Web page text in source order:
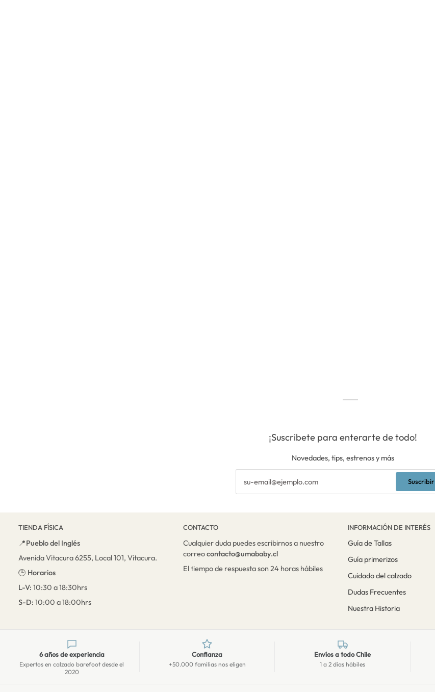
¡Suscribete para enterarte de todo!
Novedades, tips, estrenos y más
Suscribir
TIENDA FÍSICA
📍Pueblo del Inglés
Avenida Vitacura 6255, Local 101, Vitacura.
🕒 Horarios
L-V: 10:30 a 18:30hrs
S-D: 10:00 a 18:00hrs
CONTACTO
Cualquier duda puedes escribirnos a nuestro
correocontacto@umababy.cl
El tiempo de respuesta son 24 horas hábiles
INFORMACIÓN DE INTERÉS
Guía de Tallas
Guía primerizos
Cuidado del calzado
Dudas Frecuentes
Nuestra Historia
6 años de experiencia
Expertos en calzado barefoot desde el
2020
Confianza
+50.000 familias nos eligen
Envíos a todo Chile
1 a 2 días hábiles